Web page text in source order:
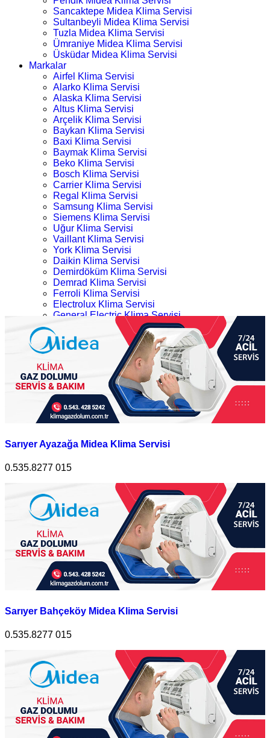
Sancaktepe Midea Klima Servisi
Sultanbeyli Midea Klima Servisi
Tuzla Midea Klima Servisi
Ümraniye Midea Klima Servisi
Üsküdar Midea Klima Servisi
Markalar
Airfel Klima Servisi
Alarko Klima Servisi
Alaska Klima Servisi
Altus Klima Servisi
Arçelik Klima Servisi
Baykan Klima Servisi
Baxi Klima Servisi
Baymak Klima Servisi
Beko Klima Servisi
Bosch Klima Servisi
Carrier Klima Servisi
Regal Klima Servisi
Samsung Klima Servisi
Siemens Klima Servisi
Uğur Klima Servisi
Vaillant Klima Servisi
York Klima Servisi
Daikin Klima Servisi
Demirdöküm Klima Servisi
Demrad Klima Servisi
Ferroli Klima Servisi
Electrolux Klima Servisi
General Electric Klima Servisi
LG Klima Servisi
Midea Klima Servisi
Mitsubishi Klima Servisi
Profilo Klima Servisi
İletişim
Sarıyer Midea Klima Servisi
Ana Sayfa
Kategoriler
Sarıyer Midea Klima Servisi
Sarıyer Ayazağa Midea Klima Servisi
0.535.8277 015
Sarıyer Bahçeköy Midea Klima Servisi
0.535.8277 015